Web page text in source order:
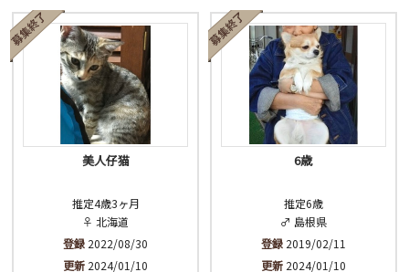
美人仔猫
推定4歳3ヶ月
♀ 北海道
登録 2022/08/30
更新 2024/01/10
6歳
推定6歳
♂ 島根県
登録2019/02/11
更新2024/01/10